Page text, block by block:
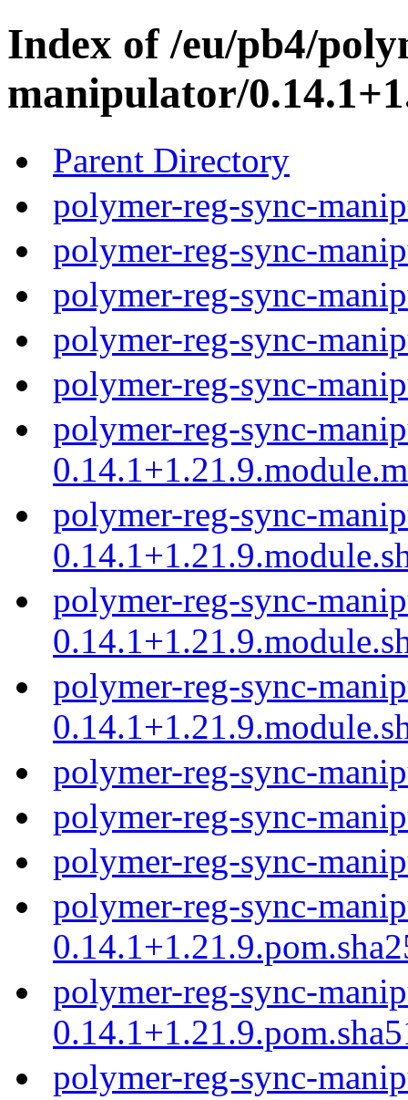
Index of /eu/pb4/
manipulator/
Parent Directory
polymer-reg-sync-
polymer-reg-sync-
polymer-reg-sync-
polymer-reg-sync-
polymer-reg-sync-
polymer-reg-sync-
polymer-reg-sync-
polymer-reg-sync-
polymer-reg-sync-
polymer-reg-sync-
polymer-reg-sync-
polymer-reg-sync-
polymer-reg-sync-
polymer-reg-sync-
polymer-reg-sync-